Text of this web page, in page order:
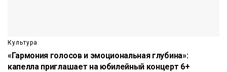
Культура
«Гармония голосов и эмоциональная глубина»:
капелла приглашает на юбилейный концерт 6+